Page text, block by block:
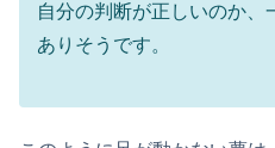
自分の判断が正しいのか
ありそうです。